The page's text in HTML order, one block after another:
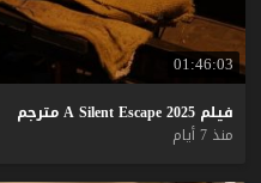
01:46:03
فيلم A Silent Escape 2025
مترجم
منذ 7 أيام